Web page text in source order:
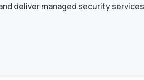
deliver managed security services